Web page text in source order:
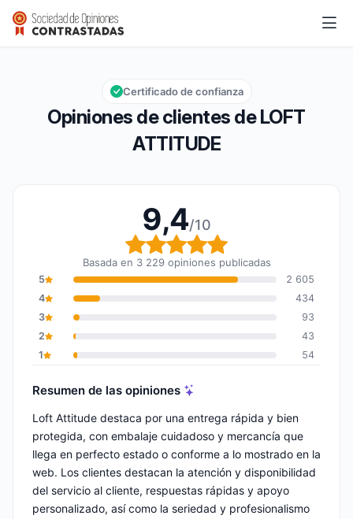
LOFT ATTITUDE
Calificación global: 9,4 de 10
9,4/10
Opiniones de clientes de LOFT
ATTITUDE
Certificado de confianza
9,4/10
Calificación global: 9,4
Basada en 3 229 opiniones publicadas
5
2 605
4
434
3
93
2
43
1
54
Resumen de las opiniones
Loft Attitude destaca por una entrega rápida y bien
protegida, con embalaje cuidadoso y mercancía que
llega en perfecto estado o conforme a lo mostrado en la
web. Los clientes destacan la atención y disponibilidad
del servicio al cliente, respuestas rápidas y apoyo
personalizado, así como la seriedad y profesionalismo